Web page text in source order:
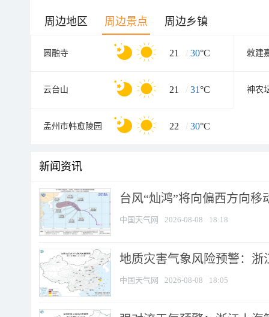
周边地区 周边景点 周边乡镇
圆融寺 21 / 30°C 敕建
云台山 21 / 31°C 神农
孟州市韩愈陵园 22 / 30°C
新闻资讯
台风“灿鸿”将向偏西方向移
中国天气网 2026-08-08 18:18
地质灾害气象风险预警：
中国天气网 2026-08-08 18:05